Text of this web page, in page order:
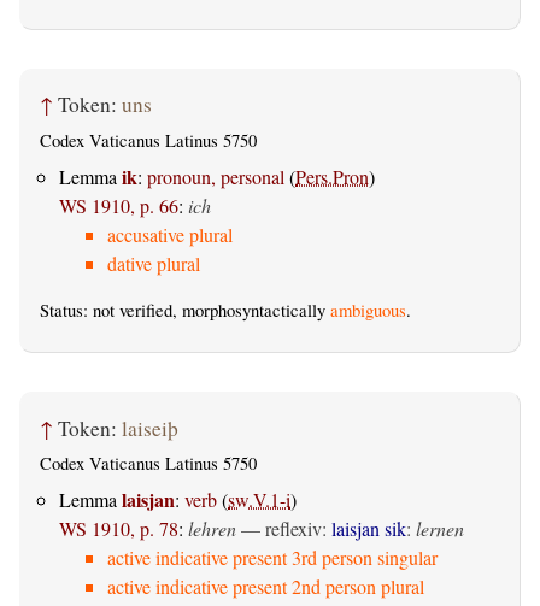
↑ Token: uns
Codex Vaticanus Latinus 5750
Lemma ik: pronoun, personal (Pers.Pron)
WS 1910, p. 66: ich
accusative plural
dative plural
Status: not verified, morphosyntactically ambiguous.
↑ Token: laiseiþ
Codex Vaticanus Latinus 5750
Lemmalaisjan: verb(sw.V.1-i)
WS 1910, p. 78: lehren—reflexiv: laisjan sik: lernen
active indicative present 3rd person singular
active indicative present 2nd person plural